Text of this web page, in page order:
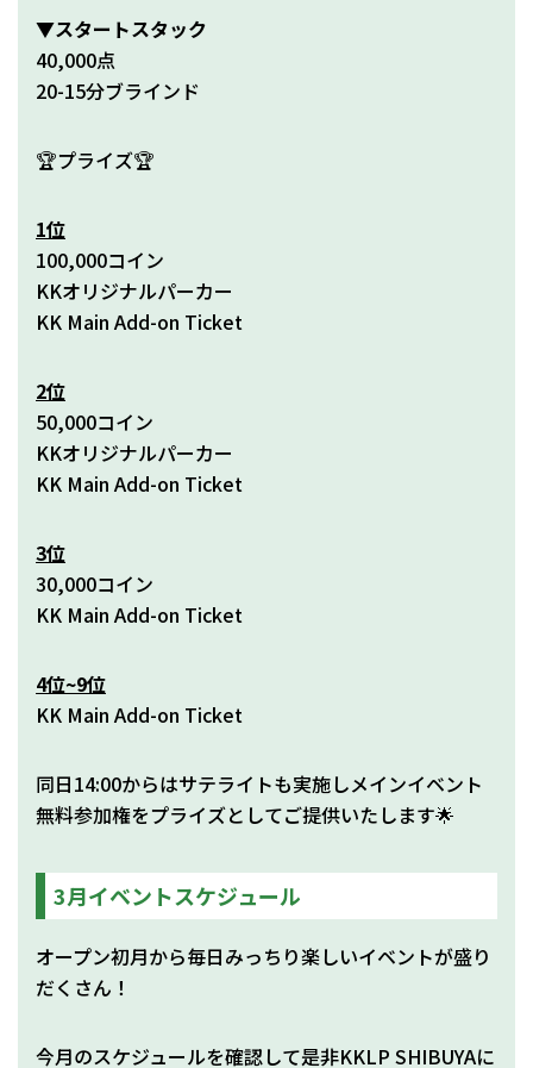
▼スタートスタック
40,000点
20-15分ブラインド
🏆プライズ🏆
1位
100,000コイン
KKオリジナルパーカー
KK Main Add-on Ticket
2位
50,000コイン
KKオリジナルパーカー
KK Main Add-on Ticket
3位
30,000コイン
KK Main Add-on Ticket
4位~9位
KK Main Add-on Ticket
同日14:00からはサテライトも実施しメインイベント
無料参加権をプライズとしてご提供いたします🌟
3月イベントスケジュール
オープン初月から毎日みっちり楽しいイベントが盛り
だくさん！
今月のスケジュールを確認して是非KKLP SHIBUYAに